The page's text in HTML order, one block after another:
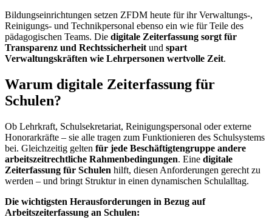
Bildungseinrichtungen setzen ZFDM heute für ihr Verwaltungs-,
Reinigungs- und Technikpersonal ebenso ein wie für Teile des
pädagogischen Teams. Die digitale Zeiterfassung sorgt für
Transparenz und Rechtssicherheit und spart
Verwaltungskräften wie Lehrpersonen wertvolle Zeit.
Warum digitale Zeiterfassung für
Schulen?
Ob Lehrkraft, Schulsekretariat, Reinigungspersonal oder externe
Honorarkräfte – sie alle tragen zum Funktionieren des Schulsystems
bei. Gleichzeitig gelten für jede Beschäftigtengruppe andere
arbeitszeitrechtliche Rahmenbedingungen. Eine digitale
Zeiterfassung für Schulen hilft, diesen Anforderungen gerecht zu
werden – und bringt Struktur in einen dynamischen Schulalltag.
Die wichtigsten Herausforderungen in Bezug auf
Arbeitszeiterfassung an Schulen: